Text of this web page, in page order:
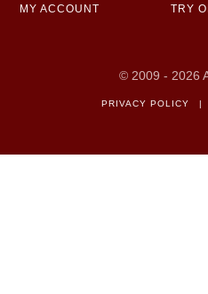
MY ACCOUNT TRY
© 2009 - 2026
PRIVACY POLICY |